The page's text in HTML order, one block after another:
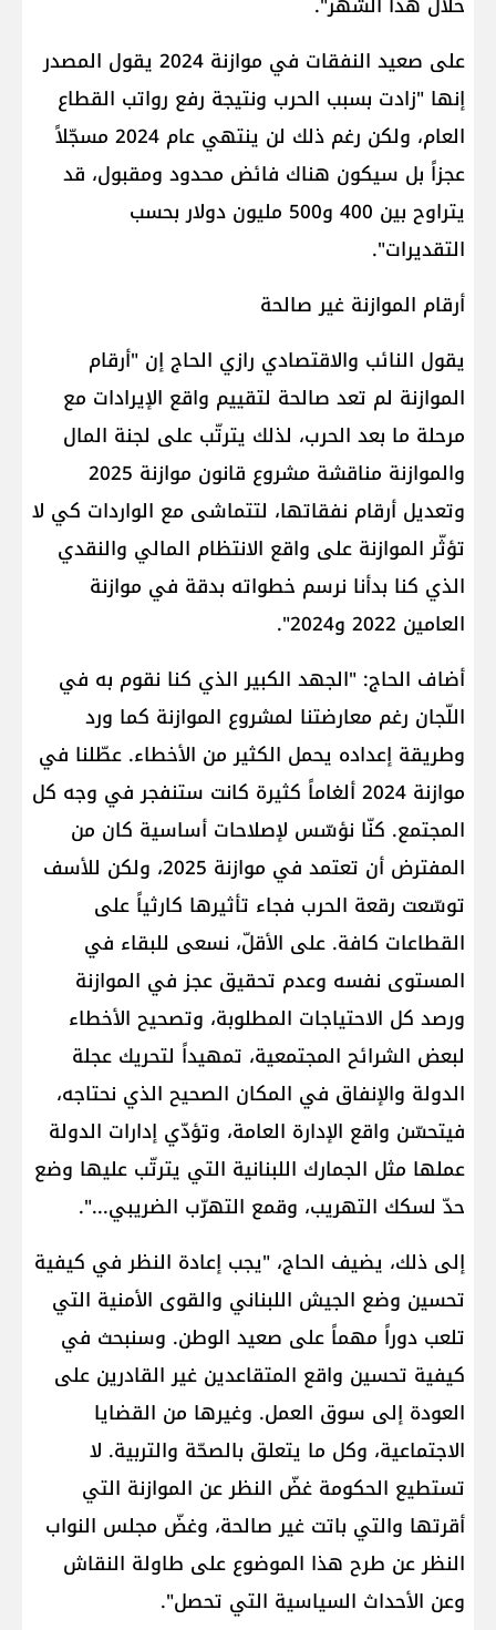
على صعيد النفقات في موازنة 2024 يقول المصدر
إنها "زادت بسبب الحرب ونتيجة رفع رواتب القطاع
العام، ولكن رغم ذلك لن ينتهي عام 2024 مسجّلاً
عجزاً بل سيكون هناك فائض محدود ومقبول، قد
يتراوح بين 400 و500 مليون دولار بحسب
التقديرات".
أرقام الموازنة غير صالحة
يقول النائب والاقتصادي رازي الحاج إن "أرقام
الموازنة لم تعد صالحة لتقييم واقع الإيرادات مع
مرحلة ما بعد الحرب، لذلك يترتّب على لجنة المال
والموازنة مناقشة مشروع قانون موازنة 2025
وتعديل أرقام نفقاتها، لتتماشى مع الواردات كي لا
تؤثّر الموازنة على واقع الانتظام المالي والنقدي
الذي كنا بدأنا نرسم خطواته بدقة في موازنة
العامين 2022 و2024".
أضاف الحاج: "الجهد الكبير الذي كنا نقوم به في
اللّجان رغم معارضتنا لمشروع الموازنة كما ورد
وطريقة إعداده يحمل الكثير من الأخطاء. عطّلنا في
موازنة 2024 ألغاماً كثيرة كانت ستنفجر في وجه كل
المجتمع. كنّا نؤسّس لإصلاحات أساسية كان من
المفترض أن تعتمد في موازنة 2025، ولكن للأسف
توسّعت رقعة الحرب فجاء تأثيرها كارثياً على
القطاعات كافة. على الأقلّ، نسعى للبقاء في
المستوى نفسه وعدم تحقيق عجز في الموازنة
ورصد كل الاحتياجات المطلوبة، وتصحيح الأخطاء
لبعض الشرائح المجتمعية، تمهيداً لتحريك عجلة
الدولة والإنفاق في المكان الصحيح الذي نحتاجه،
فيتحسّن واقع الإدارة العامة، وتؤدّي إدارات الدولة
عملها مثل الجمارك اللبنانية التي يترتّب عليها وضع
حدّ لسكك التهريب، وقمع التهرّب الضريبي...".
إلى ذلك، يضيف الحاج، "يجب إعادة النظر في كيفية
تحسين وضع الجيش اللبناني والقوى الأمنية التي
تلعب دوراً مهماً على صعيد الوطن. وسنبحث في
كيفية تحسين واقع المتقاعدين غير القادرين على
العودة إلى سوق العمل. وغيرها من القضايا
الاجتماعية، وكل ما يتعلق بالصحّة والتربية. لا
تستطيع الحكومة غضّ النظر عن الموازنة التي
أقرتها والتي باتت غير صالحة، وغضّ مجلس النواب
النظر عن طرح هذا الموضوع على طاولة النقاش
وعن الأحداث السياسية التي تحصل".